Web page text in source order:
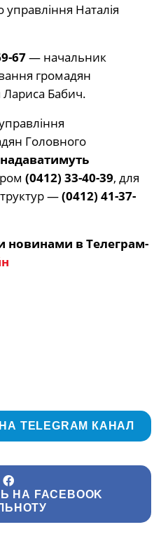
Наталія
67— начальник
громадян
Лариса Бабич.
Головного
(0412) 33-40-39, для
—(0412) 41-37-
новинами в Телеграм-
TELEGRAM КАНАЛ
НА FACEBOOK